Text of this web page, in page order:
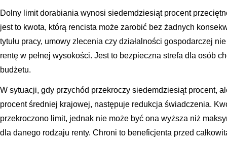
Dolny limit dorabiania wynosi siedemdziesiąt procent
jest to kwota, którą rencista może zarobić bez żadnych
tytułu pracy, umowy zlecenia czy działalności gospodarczej
rentę w pełnej wysokości. Jest to bezpieczna strefa dla osób
budżetu.
W sytuacji, gdy przychód przekroczy siedemdziesiąt procent,
procent średniej krajowej, następuje redukcja świadczenia.
przekroczono limit, jednak nie może być ona wyższa niż
dla danego rodzaju renty. Chroni to beneficjenta przed